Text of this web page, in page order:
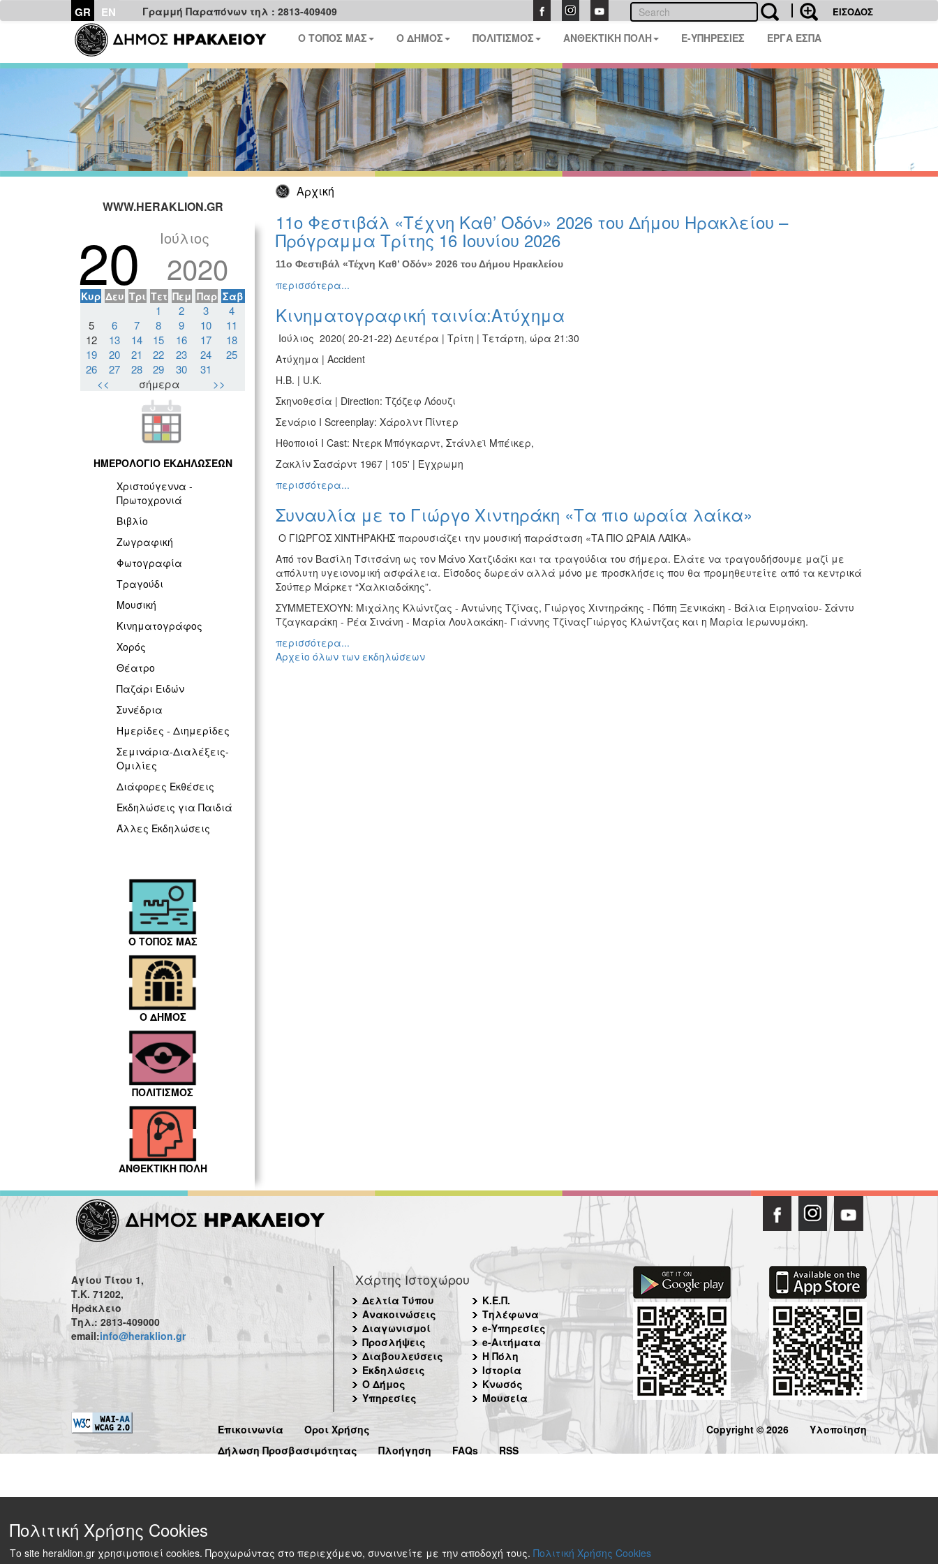
GR EN Γραμμή Παραπόνων τηλ : 2813-409409 ΕΙΣΟΔΟΣ
Ο ΤΟΠΟΣ ΜΑΣ Ο ΔΗΜΟΣ ΠΟΛΙΤΙΣΜΟΣ ΑΝΘΕΚΤΙΚΗ ΠΟΛΗ E-ΥΠΗΡΕΣΙΕΣ ΕΡΓΑ ΕΣΠΑ
Αρχική
WWW.HERAKLION.GR
20 Ιούλιος
2020
Κυρ Δευ Τρι Τετ Πεμ Παρ Σαβ
1 2 3
4
5
6 7 8 9 10
11
12
13 14 15 16 17
18
19
20 21 22 23 24
25
26
27 28 29 30
31
<<
σήμερα >>
ΗΜΕΡΟΛΟΓΙΟ ΕΚΔΗΛΩΣΕΩΝ
Χριστούγεννα -
Πρωτοχρονιά
Βιβλίο
Ζωγραφική
Φωτογραφία
Τραγούδι
Μουσική
Κινηματογράφος
Χορός
Θέατρο
Παζάρι Ειδών
Συνέδρια
Ημερίδες - Διημερίδες
Σεμινάρια-Διαλέξεις-
Ομιλίες
Διάφορες Εκθέσεις
Εκδηλώσεις για Παιδιά
Άλλες Εκδηλώσεις
Ο ΤΟΠΟΣ ΜΑΣ
Ο ΔΗΜΟΣ
ΠΟΛΙΤΙΣΜΟΣ
ΑΝΘΕΚΤΙΚΗ ΠΟΛΗ
11ο Φεστιβάλ «Τέχνη Καθ’ Οδόν» 2026 του Δήμου Ηρακλείου –
Πρόγραμμα Τρίτης 16 Ιουνίου 2026
11ο Φεστιβάλ «Τέχνη Καθ’ Οδόν» 2026 του Δήμου Ηρακλείου
περισσότερα...
Κινηματογραφική ταινία:Ατύχημα
Ιούλιος 2020( 20-21-22) Δευτέρα | Τρίτη | Τετάρτη, ώρα 21:30
Ατύχημα | Accident
H.B. | U.K.
Σκηνοθεσία | Direction: Τζόζεφ Λόουζι
Σενάριο I Screenplay: Χάρολντ Πίντερ
Ηθοποιοί I Cast: Ντερκ Μπόγκαρντ, Στάνλεϊ Μπέικερ,
Ζακλίν Σασάρντ 1967 | 105' | Έγχρωμη
περισσότερα...
Συναυλία με το Γιώργο Χιντηράκη «Τα πιο ωραία λαίκα»
Ο ΓΙΩΡΓΟΣ ΧΙΝΤΗΡΑΚΗΣ παρουσιάζει την μουσική παράσταση «ΤΑ ΠΙΟ ΩΡΑΙΑ ΛΑΪΚΑ»
Από τον Βασίλη Τσιτσάνη ως τον Μάνο Χατζιδάκι και τα τραγούδια του σήμερα. Ελάτε να τραγουδήσουμε μαζί με
απόλυτη υγειονομική ασφάλεια. Είσοδος δωρεάν αλλά μόνο με προσκλήσεις που θα προμηθευτείτε από τα κεντρικά
Σούπερ Μάρκετ “Χαλκιαδάκης”.
ΣΥΜΜΕΤΕΧΟΥΝ: Μιχάλης Κλώντζας - Αντώνης Τζίνας, Γιώργος Χιντηράκης - Πόπη Ξενικάκη - Βάλια Ειρηναίου- Σάντυ
Τζαγκαράκη - Ρέα Σινάνη - Μαρία Λουλακάκη- Γιάννης ΤζίναςΓιώργος Κλώντζας και η Μαρία Ιερωνυμάκη.
περισσότερα...
Αρχείο όλων των εκδηλώσεων
Αγίου Τίτου 1,
Τ.Κ. 71202,
Ηράκλειο
Τηλ.: 2813-409000
email:info@heraklion.gr
Χάρτης Ιστοχώρου
Δελτία Τύπου
Ανακοινώσεις
Διαγωνισμοί
Προσλήψεις
Διαβουλεύσεις
Εκδηλώσεις
Ο Δήμος
Υπηρεσίες
Κ.Ε.Π.
Τηλέφωνα
e-Υπηρεσίες
e-Αιτήματα
Η Πόλη
Ιστορία
Κνωσός
Μουσεία
Επικοινωνία
Όροι Χρήσης
Δήλωση Προσβασιμότητας
Πλοήγηση FAQs RSS
Copyright © 2026 Υλοποίηση
Πολιτική Χρήσης Cookies
Το site heraklion.gr χρησιμοποιεί cookies. Προχωρώντας στο περιεχόμενο, συναινείτε με την αποδοχή τους. Πολιτική Χρήσης Cookies